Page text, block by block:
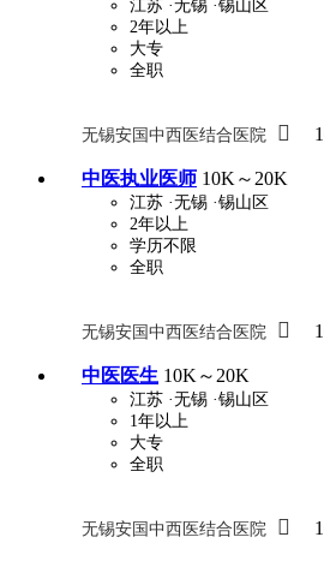
江苏 ·无锡 ·锡山区
2年以上
大专
全职
无锡安国中西医结合医院 
中医执业医师 10K～20K
江苏 ·无锡 ·锡山区
2年以上
学历不限
全职
无锡安国中西医结合医院 
中医医生 10K～20K
江苏 ·无锡 ·锡山区
1年以上
大专
全职
无锡安国中西医结合医院 